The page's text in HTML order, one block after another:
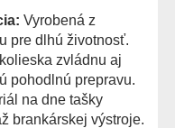
Vyrobená z
pre dlhú životnosť.
zvládnu aj
pohodlnú prepravu.
na dne tašky
brankárskej výstroje.